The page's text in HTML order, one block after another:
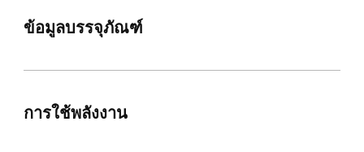
ข้อมูลบรรจุภัณฑ์
การใช้พลังงาน